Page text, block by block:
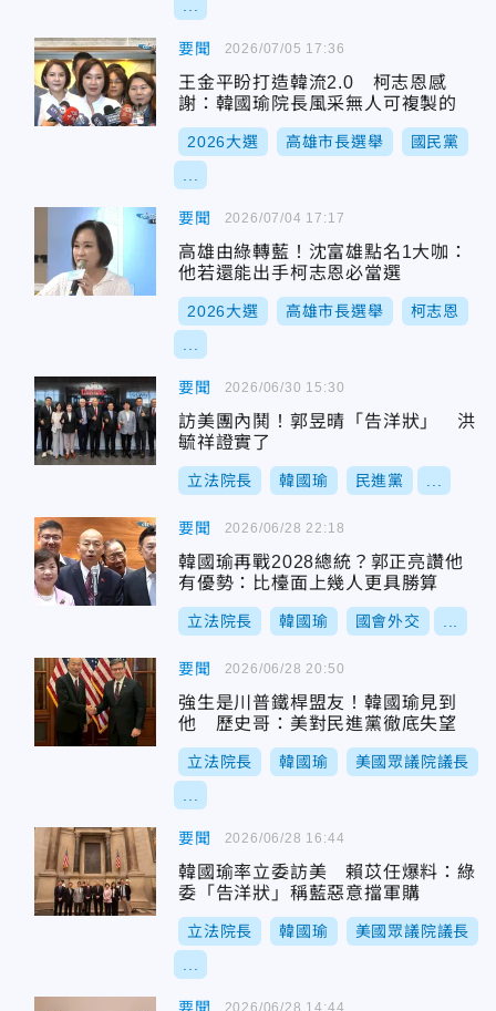
要聞
王金平盼打造韓流2.0 柯志恩感
謝：韓國瑜院長風采無人可複製的
2026大選 高雄市長選舉 國民黨
2026/07/05 17:36
要聞
高雄由綠轉藍！沈富雄點名1大咖：
他若還能出手柯志恩必當選
2026大選 高雄市長選舉 柯志恩
2026/07/04 17:17
要聞
訪美團內鬨！郭昱晴「告洋狀」 洪
毓祥證實了
立法院長 韓國瑜 民進黨
2026/06/30 15:30
要聞
韓國瑜再戰2028總統？郭正亮讚他
有優勢：比檯面上幾人更具勝算
立法院長 韓國瑜 國會外交
2026/06/28 22:18
要聞
強生是川普鐵桿盟友！韓國瑜見到
他 歷史哥：美對民進黨徹底失望
立法院長 韓國瑜 美國眾議院議長
2026/06/28 20:50
要聞
韓國瑜率立委訪美 賴苡任爆料：綠
委「告洋狀」稱藍惡意擋軍購
立法院長 韓國瑜 美國眾議院議長
2026/06/28 16:44
2026/06/28 14:44